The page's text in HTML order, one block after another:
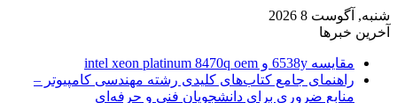
شنبه, آگوست 8 2026
آخرین خبرها
مقایسه 6538y و intel xeon platinum 8470q oem
راهنمای جامع کتاب‌های کلیدی رشته مهندسی کامپیوتر –
منابع ضروری برای دانشجویان فنی و حرفه‌ای